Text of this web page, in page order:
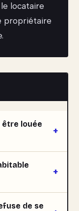
locataire
propriétaire
être louée
de se